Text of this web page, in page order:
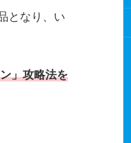
となり、い
」攻略法を